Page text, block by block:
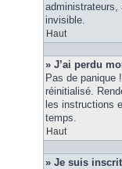
administrateurs,
invisible.
Haut
» J’ai perdu
Pas de panique
réinitialisé.
les instructions
temps.
Haut
» Je suis